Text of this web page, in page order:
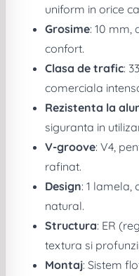
uniform in orice
Grosime: 10 mm,
confort.
Clasa de trafic:
comerciala
Rezistenta la
siguranta in
V-groove: V4,
rafinat.
Design: 1 lamela,
natural.
Structura: ER
textura si
Montaj: Sistem